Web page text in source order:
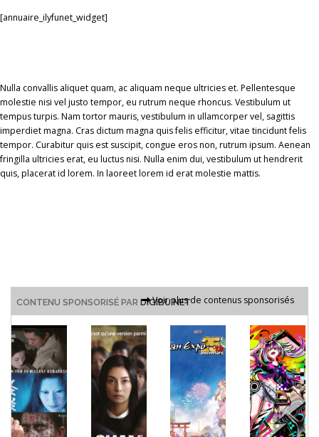
[annuaire_ilyfunet_widget]
Nulla convallis aliquet quam, ac aliquam neque ultricies et. Pellentesque
molestie nisi vel justo tempor, eu rutrum neque rhoncus. Vestibulum ut
tempus turpis. Nam tortor mauris, vestibulum in ullamcorper vel, sagittis
imperdiet magna. Cras dictum magna quis felis efficitur, vitae tincidunt felis
tempor. Curabitur quis est suscipit, congue eros non, rutrum ipsum. Aenean
fringilla ultricies erat, eu luctus nisi. Nulla enim dui, vestibulum ut hendrerit
quis, placerat id lorem. In laoreet lorem id erat molestie mattis.
CONTENU SPONSORISÉ PAR DIGIBU.NET
Voir plus de contenus sponsorisés